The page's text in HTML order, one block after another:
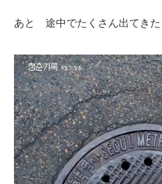
あと 途中でたくさん出てき